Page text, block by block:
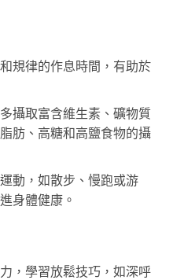
規律的作息時間，有助於
攝取富含維生素、礦物質
肪、高糖和高鹽食物的攝
動，如散步、慢跑或游
身體健康。
，學習放鬆技巧，如深呼